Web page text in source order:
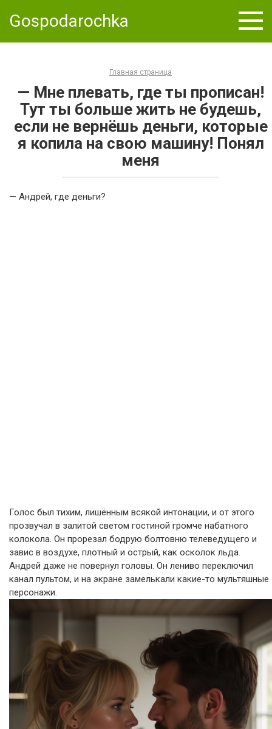
Gospodarochka
Главная страница
— Мне плевать, где ты прописан!
Тут ты больше жить не будешь,
если не вернёшь деньги, которые
я копила на свою машину! Понял
меня
— Андрей, где деньги?
Голос был тихим, лишённым всякой интонации, и от этого
прозвучал в залитой светом гостиной громче набатного
колокола. Он прорезал бодрую болтовню телеведущего и
завис в воздухе, плотный и острый, как осколок льда.
Андрей даже не повернул головы. Он лениво переключил
канал пультом, и на экране замелькали какие-то мультяшные
персонажи.